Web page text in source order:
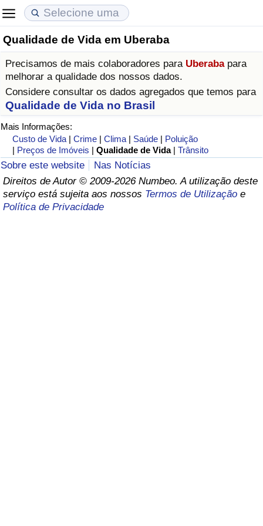
Qualidade de Vida em Uberaba
Precisamos de mais colaboradores para Uberabapara
melhorar a qualidade dos nossos dados.
Considere consultar os dados agregados que temos para
Qualidade de Vida no Brasil
Mais Informações:
Custo de Vida |Crime |Clima | Saúde | Poluição
| Preços de Imóveis |Qualidade de Vida |Trânsito
Sobre este website
Nas Notícias
Direitos de Autor © 2009-2026 Numbeo. A utilização deste
serviço está sujeita aos nossos Termos de Utilização e
Política de Privacidade
Custo de Vida
Indicador de Custo de Vida (Atual)
Indicador de Custo de Vida
Indicador de Custo de Vida Por País
em Aqaba
Preços de Imóveis
Indicador de Preços de Imóveis (Atual)
Indicador de Preços de Imóveis
Indicador de Preços de Imóveis por País
Qualidade de Vida
Indicador de Qualidade de Vida
Indicador de Qualidade de Vida (Atual)
Índice de qualidade de vida por país
Crime
Taxa do Indicador de Crime (Atual)